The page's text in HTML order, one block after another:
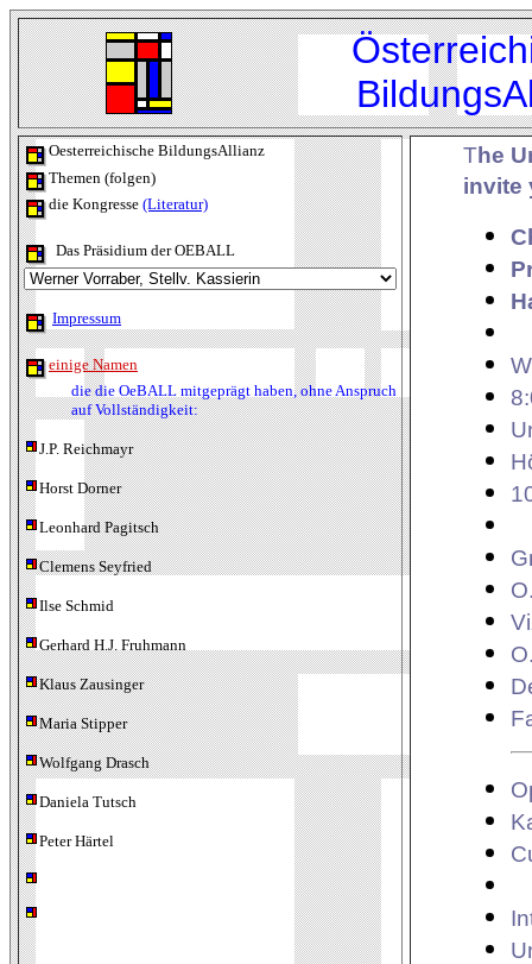
Oesterreichische BildungsAllianz
Themen (folgen)
die Kongresse (Literatur)
Das Präsidium der OEBALL
Impressum
einige Namen
die die OeBALL mitgeprägt haben, ohne Anspruch
auf Vollständigkeit:
J.P. Reichmayr
Horst Dorner
Leonhard Pagitsch
Clemens Seyfried
Ilse Schmid
Gerhard H.J. Fruhmann
Klaus Zausinger
Maria Stipper
Wolfgang Drasch
Daniela Tutsch
Peter Härtel
The
invite